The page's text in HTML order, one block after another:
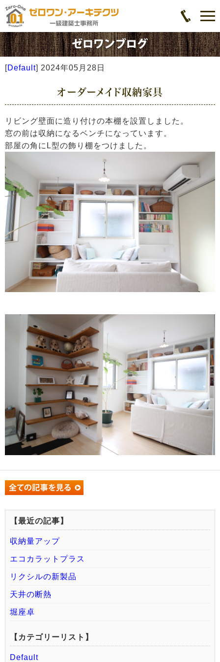
[Default] 2024年05月28日
オーダーメイド収納家具
リビング壁面に造り付けの本棚を設置しました。
窓の前は収納になるベンチになっています。
部屋の角にL型の飾り棚をつけました。
【最近の記事】
収納量アップ
エコカラットプラス
リクシルの新製品
天井の断熱
堀座卓
【カテゴリーリスト】
Default